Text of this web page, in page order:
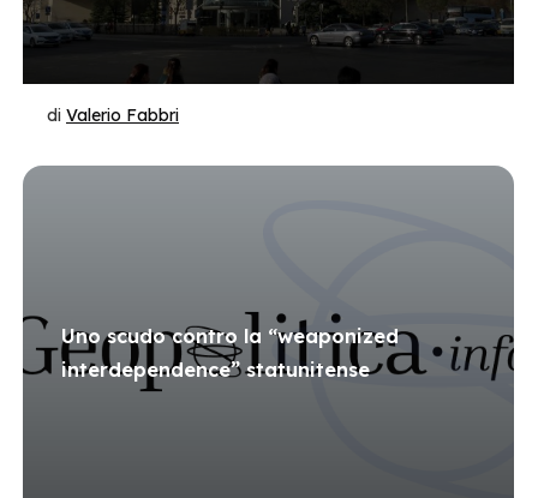
di Valerio Fabbri
Uno scudo contro la “weaponized
interdependence” statunitense